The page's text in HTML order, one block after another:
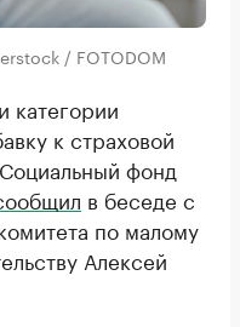
/ FOTODOM
категории
к страховой
фонд
в беседе с
по малому
Алексей